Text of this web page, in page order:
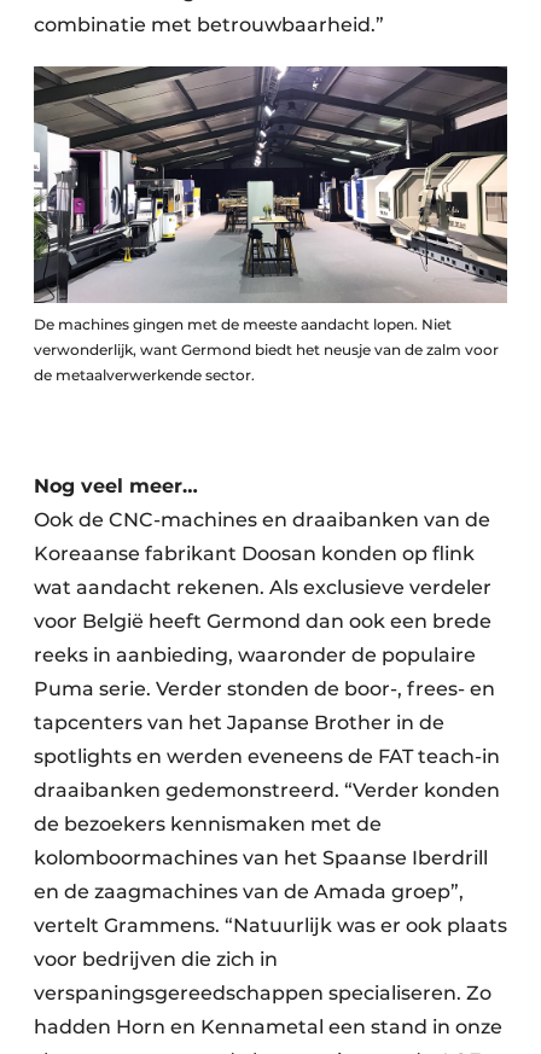
combinatie met betrouwbaarheid.”
De machines gingen met de meeste aandacht lopen. Niet
verwonderlijk, want Germond biedt het neusje van de zalm voor
de metaalverwerkende sector.
Nog veel meer…
Ook de CNC-machines en draaibanken van de
Koreaanse fabrikant Doosan konden op flink
wat aandacht rekenen. Als exclusieve verdeler
voor België heeft Germond dan ook een brede
reeks in aanbieding, waaronder de populaire
Puma serie. Verder stonden de boor-, frees- en
tapcenters van het Japanse Brother in de
spotlights en werden eveneens de FAT teach-in
draaibanken gedemonstreerd. “Verder konden
de bezoekers kennismaken met de
kolomboormachines van het Spaanse Iberdrill
en de zaagmachines van de Amada groep”,
vertelt Grammens. “Natuurlijk was er ook plaats
voor bedrijven die zich in
verspaningsgereedschappen specialiseren. Zo
hadden Horn en Kennametal een stand in onze